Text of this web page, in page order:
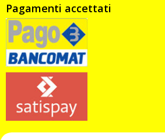
Pagamenti accettati